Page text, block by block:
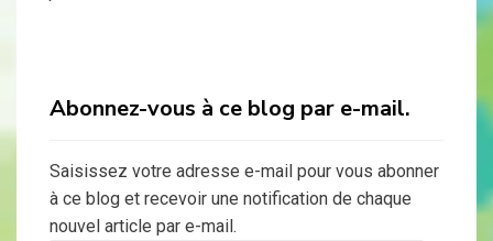
Abonnez-vous à ce blog par e-mail.
Saisissez votre adresse e-mail pour vous abonner
à ce blog et recevoir une notification de chaque
nouvel article par e-mail.